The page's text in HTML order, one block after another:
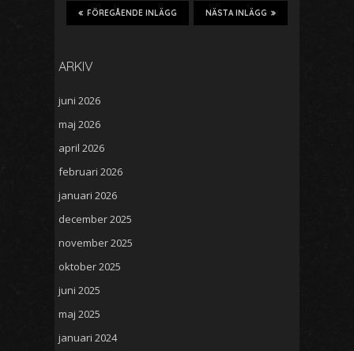
NÄSTA INLÄGG
FÖREGÅENDE INLÄGG
ARKIV
juni 2026
maj 2026
april 2026
februari 2026
januari 2026
december 2025
november 2025
oktober 2025
juni 2025
maj 2025
januari 2024